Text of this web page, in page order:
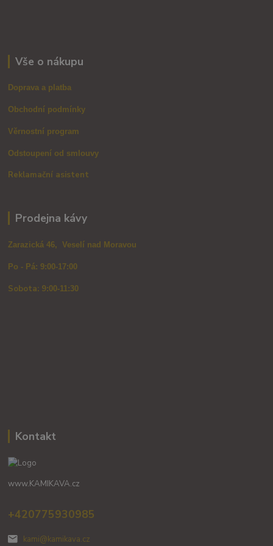
Vše o nákupu
Doprava a platba
Obchodní podmínky
Věrnostní program
Odstoupení od smlouvy
Reklamační asistent
Prodejna kávy
Zarazická 46, Veselí nad Moravou
Po - Pá: 9:00-17:00
Sobota: 9:00-11:30
Kontakt
www.KAMIKAVA.cz
+420775930985
kami@kamikava.cz